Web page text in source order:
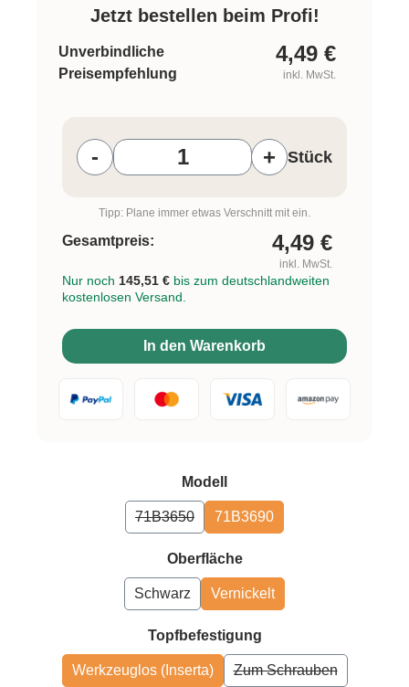
Modell auswählen
71B3650 71B3690
Oberflächeauswählen
Schwarz Vernickelt
Topfbefestigungauswählen
Werkzeuglos (Inserta) Zum Schrauben
Jetzt bestellen beim Profi!
Unverbindliche
Preisempfehlung
4,49 €
inkl. MwSt.
- + Stück
Tipp: Plane immer etwas Verschnitt mit ein.
Gesamtpreis: 4,49 €
inkl. MwSt.
Nur noch 145,51 € bis zum deutschlandweiten
kostenlosen Versand.
In den Warenkorb